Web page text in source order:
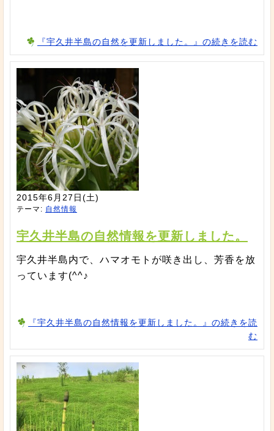
『宇久井半島の自然を更新しました。』の続きを読む
2015年6月27日(土)
テーマ: 自然情報
宇久井半島の自然情報を更新しました。
宇久井半島内で、ハマオモトが咲き出し、芳香を放
っています(^^♪
『宇久井半島の自然情報を更新しました。』の続きを読
む